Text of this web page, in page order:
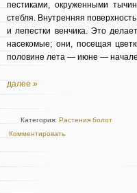
пестиками, окруженными
стебля. Внутренняя
и лепестки венчика. Это
насекомые; они, посещая
половине лета — июне —
далее »
Категория: Растения болот
Комментировать